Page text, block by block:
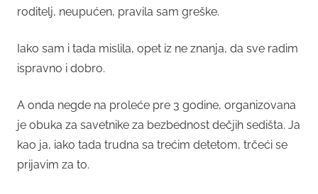
roditelj, neupućen, pravila sam greške.
Iako sam i tada mislila, opet iz ne znanja, da sve radim
ispravno i dobro.
A onda negde na proleće pre 3 godine, organizovana
je obuka za savetnike za bezbednost dečjih sedišta. Ja
kao ja, iako tada trudna sa trećim detetom, trčeći se
prijavim za to.